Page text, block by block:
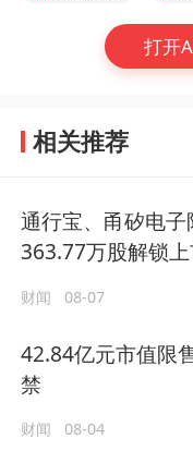
打开
相关推荐
通行宝、甬矽电子
363.77万股解锁
财闻 08-07
42.84亿元市值限
禁
财闻 08-04